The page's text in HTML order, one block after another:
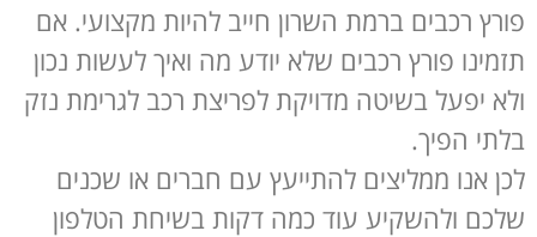
פורץ רכבים ברמת השרון חייב להיות מקצועי. אם
תזמינו פורץ רכבים שלא יודע מה ואיך לעשות נכון
ולא יפעל בשיטה מדויקת לפריצת רכב לגרימת נזק
בלתי הפיך.
לכן אנו ממליצים להתייעץ עם חברים או שכנים
שלכם ולהשקיע עוד כמה דקות בשיחת הטלפון